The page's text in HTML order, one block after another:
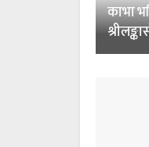
काभा